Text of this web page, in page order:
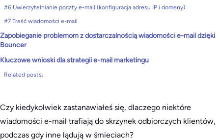
#6 Uwierzytelnianie poczty e-mail (konfiguracja adresu IP i domeny)
#7 Treść wiadomości e-mail
Zapobieganie problemom z dostarczalnością wiadomości e-mail dzięki
Bouncer
Kluczowe wnioski dla strategii e-mail marketingu
Related posts:
Czy kiedykolwiek zastanawiałeś się, dlaczego niektóre
wiadomości e-mail trafiają do skrzynek odbiorczych klientów,
podczas gdy inne lądują w śmieciach?